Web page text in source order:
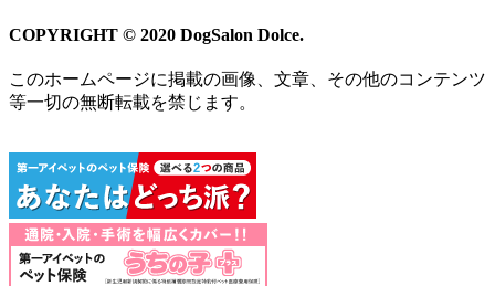
COPYRIGHT © 2020 DogSalon Dolce.
このホームページに掲載の画像、文章、その他のコンテンツ
等一切の無断転載を禁じます。